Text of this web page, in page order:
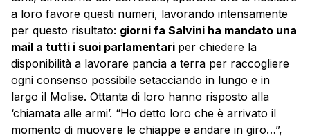
a loro favore questi numeri, lavorando intensamente
per questo risultato: giorni fa Salvini ha mandato una
mail a tutti i suoi parlamentari per chiedere la
disponibilità a lavorare pancia a terra per raccogliere
ogni consenso possibile setacciando in lungo e in
largo il Molise. Ottanta di loro hanno risposto alla
‘chiamata alle armi’. “Ho detto loro che è arrivato il
momento di muovere le chiappe e andare in giro…”,